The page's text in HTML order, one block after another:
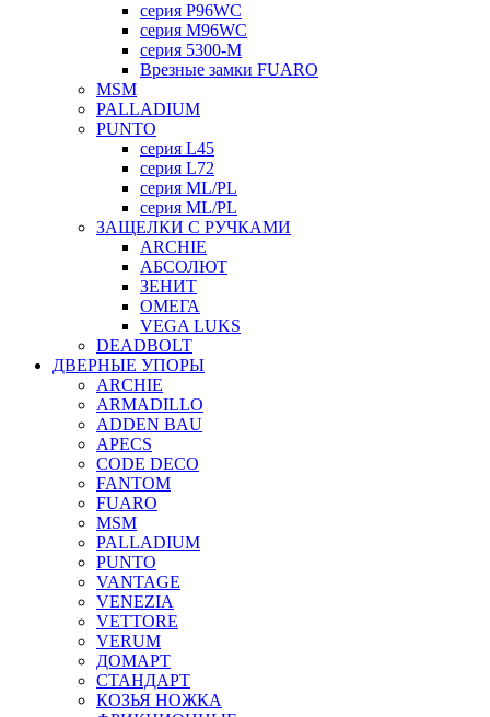
серия P96WC
серия M96WC
серия 5300-M
Врезные замки FUARO
MSM
PALLADIUM
PUNTO
серия L45
серия L72
серия ML/PL
серия ML/PL
ЗАЩЕЛКИ С РУЧКАМИ
ARCHIE
АБСОЛЮТ
ЗЕНИТ
ОМЕГА
VEGA LUKS
DEADBOLT
ДВЕРНЫЕ УПОРЫ
ARCHIE
ARMADILLO
ADDEN BAU
APECS
CODE DECO
FANTOM
FUARO
MSM
PALLADIUM
PUNTO
VANTAGE
VENEZIA
VETTORE
VERUM
ДОМАРТ
СТАНДАРТ
КОЗЬЯ НОЖКА